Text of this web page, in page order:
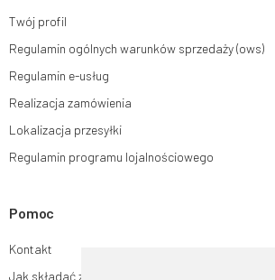
Twój profil
Regulamin ogólnych warunków sprzedaży (ows)
Regulamin e-usług
Realizacja zamówienia
Lokalizacja przesyłki
Regulamin programu lojalnościowego
Pomoc
Kontakt
Jak składać zamówienia w sklepie